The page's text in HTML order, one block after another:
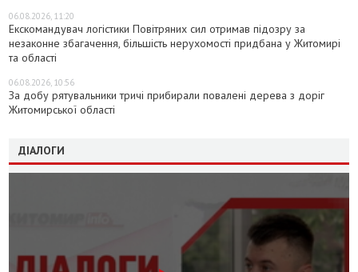
06.08.2026, 11:20
Екскомандувач логістики Повітряних сил отримав підозру за
незаконне збагачення, більшість нерухомості придбана у Житомирі
та області
06.08.2026, 10:56
За добу рятувальники тричі прибирали повалені дерева з доріг
Житомирської області
ДІАЛОГИ